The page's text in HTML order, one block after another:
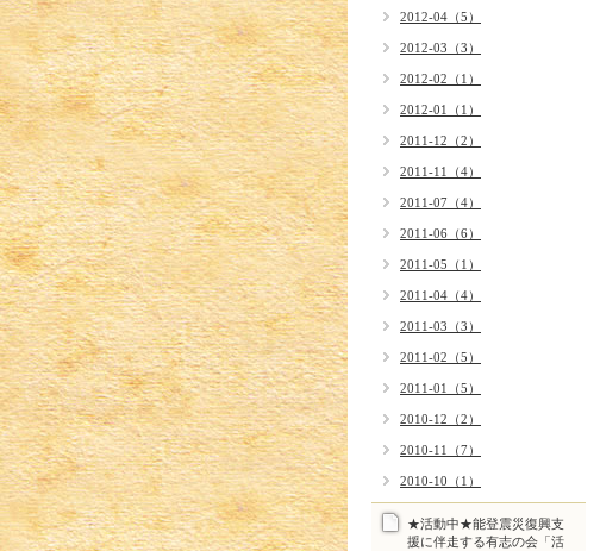
2012-04（5）
2012-03（3）
2012-02（1）
2012-01（1）
2011-12（2）
2011-11（4）
2011-07（4）
2011-06（6）
2011-05（1）
2011-04（4）
2011-03（3）
2011-02（5）
2011-01（5）
2010-12（2）
2010-11（7）
2010-10（1）
★活動中★能登震災復興支
援に伴走する有志の会「活